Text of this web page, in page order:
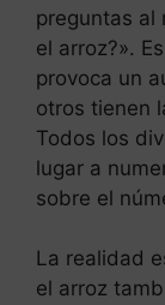
preguntas al
el arroz?».
provoca un
otros tienen
Todos los
lugar a
sobre el
La realidad
el arroz